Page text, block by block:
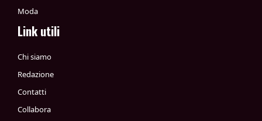
Moda
Link utili
Chi siamo
Redazione
Contatti
Collabora